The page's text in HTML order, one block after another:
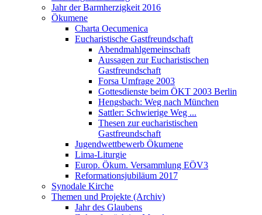
Jahr der Barmherzigkeit 2016
Ökumene
Charta Oecumenica
Eucharistische Gastfreundschaft
Abendmahlgemeinschaft
Aussagen zur Eucharistischen
Gastfreundschaft
Forsa Umfrage 2003
Gottesdienste beim ÖKT 2003 Berlin
Hengsbach: Weg nach München
Sattler: Schwierige Weg ...
Thesen zur eucharistischen
Gastfreundschaft
Jugendwettbewerb Ökumene
Lima-Liturgie
Europ. Ökum. Versammlung EÖV3
Reformationsjubiläum 2017
Synodale Kirche
Themen und Projekte (Archiv)
Jahr des Glaubens